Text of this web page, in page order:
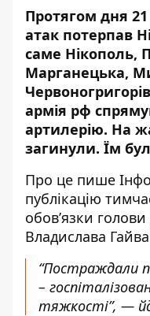
Протягом дня
атак потерпав
саме Нікополь,
Марганецька,
армія рф
артилерію. На
загинули. Їм
Про це пише
публікацію
обов’язки
Владислава
“Постраждали
–
тяжкості”, —